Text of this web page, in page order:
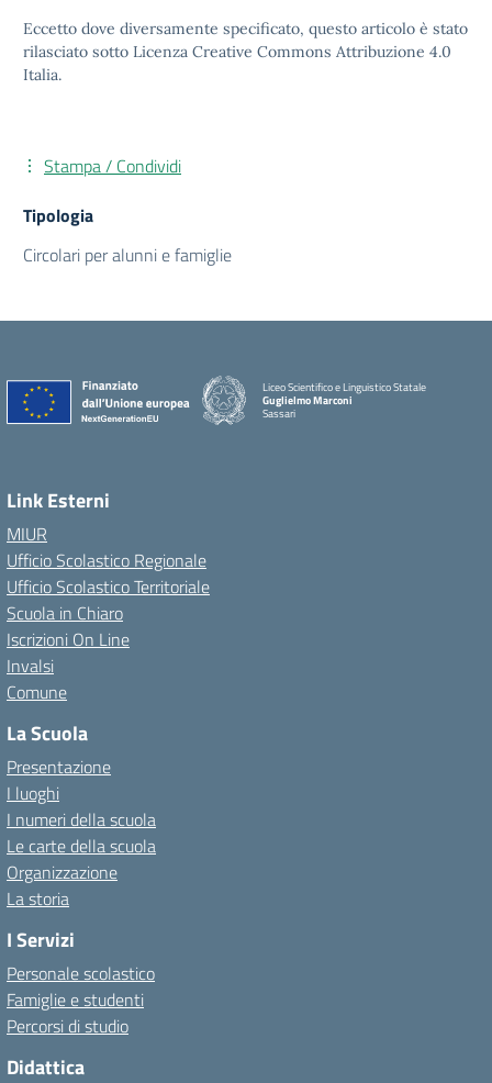
Eccetto dove diversamente specificato, questo articolo è stato
rilasciato sotto Licenza Creative Commons Attribuzione 4.0
Italia.
Stampa / Condividi
Tipologia
Circolari per alunni e famiglie
Liceo Scientifico e Linguistico Statale
Guglielmo Marconi
Sassari
Link Esterni
MIUR
Ufficio Scolastico Regionale
Ufficio Scolastico Territoriale
Scuola in Chiaro
Iscrizioni On Line
Invalsi
Comune
La Scuola
Presentazione
I luoghi
I numeri della scuola
Le carte della scuola
Organizzazione
La storia
I Servizi
Personale scolastico
Famiglie e studenti
Percorsi di studio
Didattica